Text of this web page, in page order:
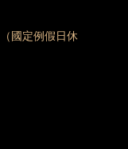
（國定例假日休